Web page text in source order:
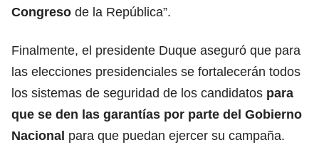
Congreso de la República”.
Finalmente, el presidente Duque aseguró que para
las elecciones presidenciales se fortalecerán todos
los sistemas de seguridad de los candidatos para
que se den las garantías por parte del Gobierno
Nacional para que puedan ejercer su campaña.